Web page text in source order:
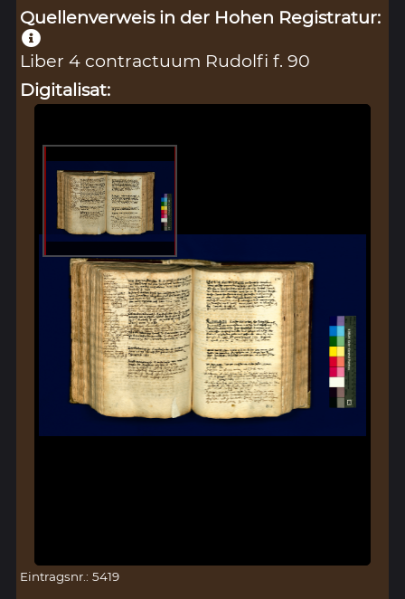
Quellenverweis in der Hohen Registratur:
Liber 4 contractuum Rudolfi f. 90
Digitalisat:
Eintragsnr.: 5419